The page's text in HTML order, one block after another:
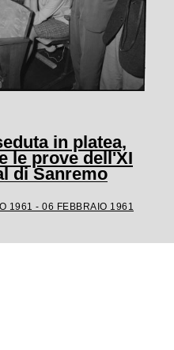
in platea,
le prove dell'XI
di Sanremo
1961 - 06 FEBBRAIO 1961